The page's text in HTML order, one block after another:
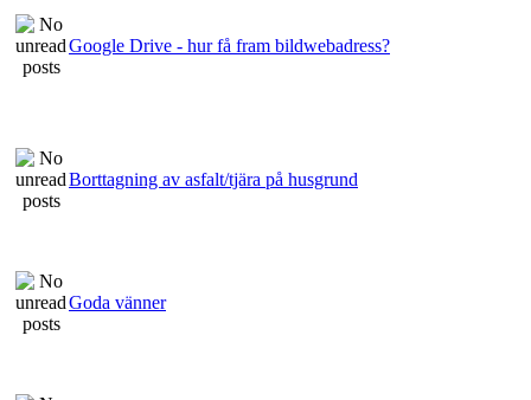
Google Drive - hur få fram bildwebadress?
Borttagning av asfalt/tjära på husgrund
Goda vänner